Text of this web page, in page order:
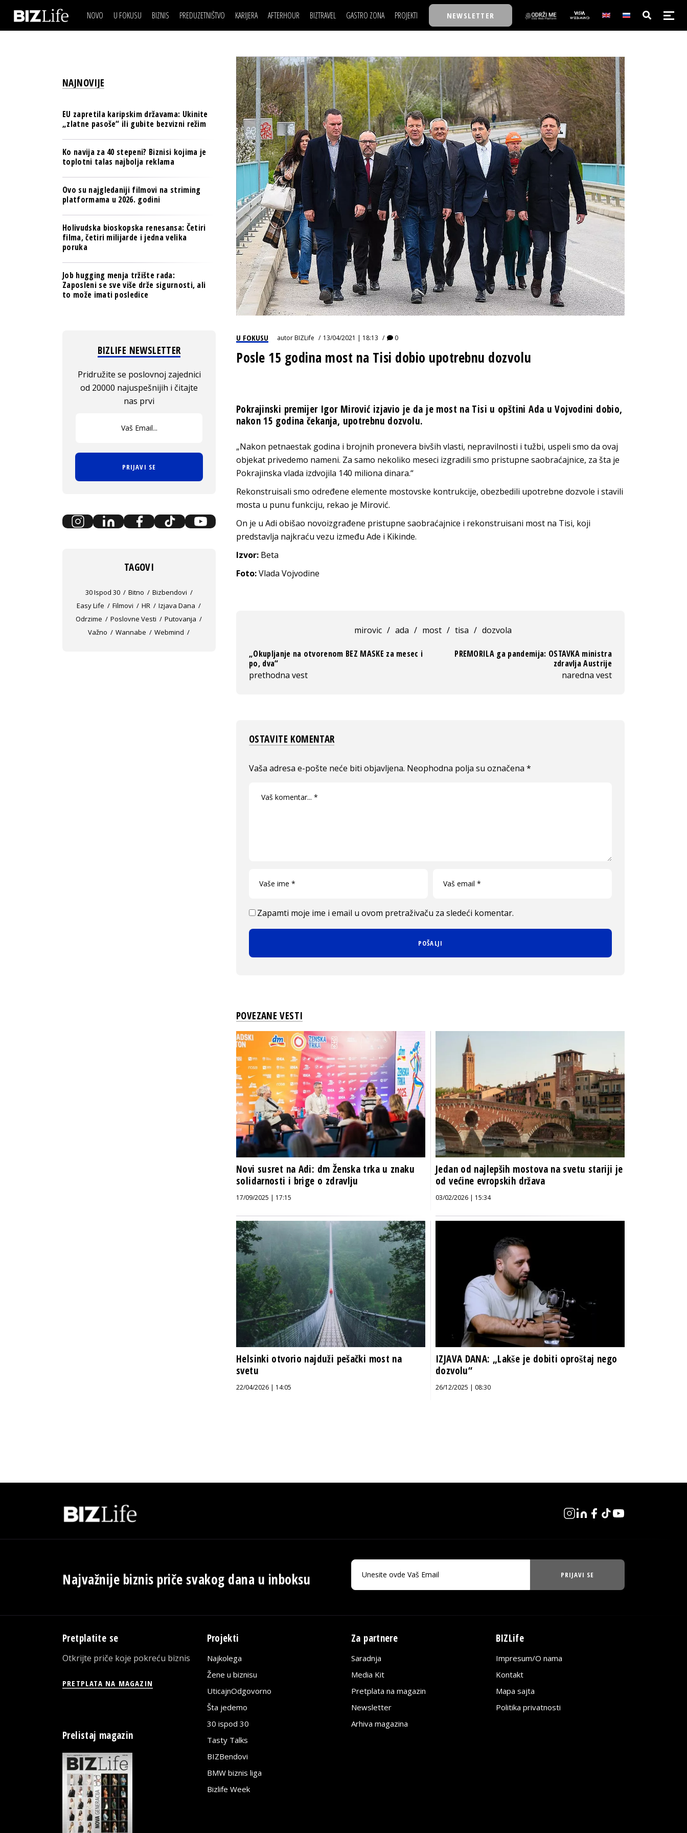
NOVO U FOKUSU BIZNIS
BREND I KOMUNIKACIJE
BANKE
OSIGURANJE
TECH I AI
BIZNIS & SPORT
PULS REGIONA
NOVO NA RAFU
PREDUZETNIŠTVO KARIJERA
LJUDI (HR)
MOJ UGAO
USAVRŠAVANJE
KNOW-HOW
AFTERHOUR
KNJIGE
AUTO SVET
STIL
WELLBEING
BIZTRAVEL GASTRO ZONA PROJEKTI
TASTY TALKS
30 ISPOD 30
BACK TO OFFICE/SCHOOL
BIZBENDOVI
BIZKOLEGIJUM
BMW BIZNIS LIGA
BIZLIFE WEEK
IZJAVA GODINE
NEWSLETTER
IZJAVA DANABIZNIS SCENA
BREND I KOMUNIKACIJE
OSIGURANJE
TECH I AI
PULS REGIONA
POSAO
MOJ UGAO
USAVRŠAVANJE
KNOW-HOW
FILM I SCENA
AUTO SVET
STIL
WELLBEING
NAJKOLEGA
30 ISPOD 30
BACK TO OFFICE/SCHOOL
BIZBENDOVI
BIZKOLEGIJUM
BMW BIZNIS LIGA
BIZLIFE WEEK
IZJAVA GODINE
U FOKUSU autorBIZLife 13/04/2021 | 18:13 0
Posle 15 godina most na Tisi dobio upotrebnu dozvolu
Pokrajinski premijer Igor Mirović izjavio je da je most na Tisi u opštini Ada u Vojvodini dobio,
nakon 15 godina čekanja, upotrebnu dozvolu.
„Nakon petnaestak godina i brojnih pronevera bivših vlasti, nepravilnosti i tužbi, uspeli smo da ovaj
objekat privedemo nameni. Za samo nekoliko meseci izgradili smo pristupne saobraćajnice, za šta je
Pokrajinska vlada izdvojila 140 miliona dinara.“
Rekonstruisali smo određene elemente mostovske kontrukcije, obezbedili upotrebne dozvole i stavili
mosta u punu funkciju, rekao je Mirović.
On je u Adi obišao novoizgrađene pristupne saobraćajnice i rekonstruisani most na Tisi, koji
predstavlja najkraću vezu između Ade i Kikinde.
Izvor: Beta
Foto:Vlada Vojvodine
mirovic / ada / most / tisa / dozvola
„Okupljanje na otvorenom BEZ MASKE za mesec i
po, dva“
prethodna vest
PREMORILA ga pandemija: OSTAVKA ministra
zdravlja Austrije
naredna vest
OSTAVITE KOMENTAR
Vaša adresa e-pošte neće biti objavljena. Neophodna polja su označena *
Zapamti moje ime i email u ovom pretraživaču za sledeći komentar.
POVEZANE VESTI
Novi susret na Adi: dm Ženska trka u znaku
solidarnosti i brige o zdravlju
17/09/2025 | 17:15
Jedan od najlepših mostova na svetu stariji je
od većine evropskih država
03/02/2026 | 15:34
Helsinki otvorio najduži pešački most na
svetu
22/04/2026 | 14:05
IZJAVA DANA: „Lakše je dobiti oproštaj nego
dozvolu“
26/12/2025 | 08:30
NAJNOVIJE
EU zapretila karipskim državama: Ukinite
„zlatne pasoše“ ili gubite bezvizni režim
Ko navija za 40 stepeni? Biznisi kojima je
toplotni talas najbolja reklama
Ovo su najgledaniji filmovi na striming
platformama u 2026. godini
Holivudska bioskopska renesansa: Četiri
filma, četiri milijarde i jedna velika
poruka
Job hugging menja tržište rada:
Zaposleni se sve više drže sigurnosti, ali
to može imati posledice
BIZLIFE NEWSLETTER
Pridružite se poslovnoj zajednici
od 20000 najuspešnijih i čitajte
nas prvi
PRIJAVI SE
TAGOVI
30 Ispod 30 Bitno
Bizbendovi
Easy Life
Filmovi HR
Izjava Dana
Odrzime
Poslovne Vesti
Putovanja
Važno
Wannabe Webmind
Najvažnije biznis priče svakog dana u inboksu PRIJAVI SE
Pretplatite se
Otkrijte priče koje pokreću biznis
PRETPLATA NA MAGAZIN
Prelistaj magazin
Projekti
Najkolega
Žene u biznisu
UticajnOdgovorno
Šta jedemo
30 ispod 30
Tasty Talks
BIZBendovi
BMW biznis liga
Bizlife Week
Za partnere
Saradnja
Media Kit
Pretplata na magazin
Newsletter
Arhiva magazina
BIZLife
Impresum/O nama
Kontakt
Mapa sajta
Politika privatnosti